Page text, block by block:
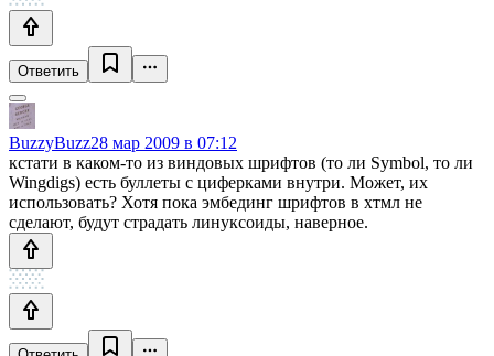
Ответить
BuzzyBuzz28 мар 2009 в 07:12
кстати в каком-то из виндовых шрифтов (то ли Symbol, то ли
Wingdigs) есть буллеты с циферками внутри. Может, их
использовать? Хотя пока эмбединг шрифтов в хтмл не
сделают, будут страдать линуксоиды, наверное.